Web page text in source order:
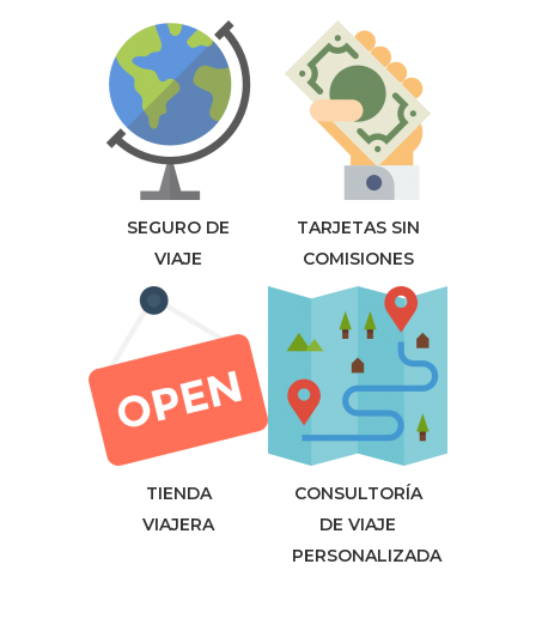
SEGURO DE
VIAJE
TARJETAS SIN
COMISIONES
TIENDA
VIAJERA
CONSULTORÍA
DE VIAJE
PERSONALIZADA